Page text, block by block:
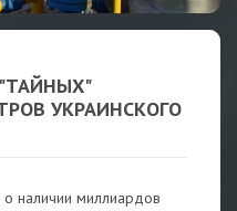
УКРАИНСКОГО
наличии миллиардов